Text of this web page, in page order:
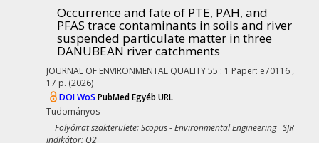
Occurrence and fate of PTE, PAH, and
PFAS trace contaminants in soils and river
suspended particulate matter in three
DANUBEAN river catchments
JOURNAL OF ENVIRONMENTAL QUALITY55 : 1 Paper: e70116 ,
17 p. (2026)
DOIWoS PubMedEgyéb URL
Tudományos
Folyóirat szakterülete: Scopus - Environmental Engineering SJR
indikátor: Q2